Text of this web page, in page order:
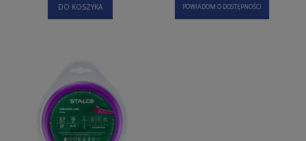
DO KOSZYKA POWIADOM O DOSTĘPNOŚCI